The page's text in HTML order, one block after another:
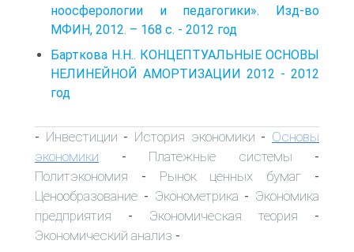
ноосферологии и педагогики». Изд-во
МФИН, 2012. – 168 с. - 2012 год
Барткова Н.Н.. КОНЦЕПТУАЛЬНЫЕ ОСНОВЫ
НЕЛИНЕЙНОЙ АМОРТИЗАЦИИ 2012 - 2012
год
- Инвестиции - История экономики - Основы
экономики - Платежные системы -
Политэкономия - Рынок ценных бумаг -
Ценообразование - Эконометрика - Экономика
предприятия - Экономическая теория -
Экономический анализ -